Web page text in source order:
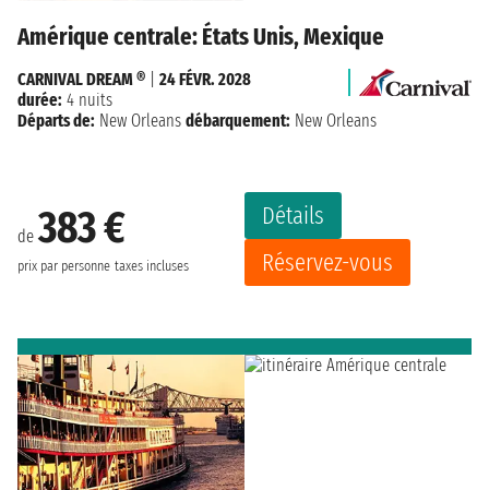
Amérique centrale: États Unis, Mexique
de383 €
prix par personne taxes incluses
Détails
Réservez-vous
CARNIVAL DREAM ®
24 FÉVR. 2028
durée: 4 nuits
Départs de: New Orleans débarquement: New Orleans